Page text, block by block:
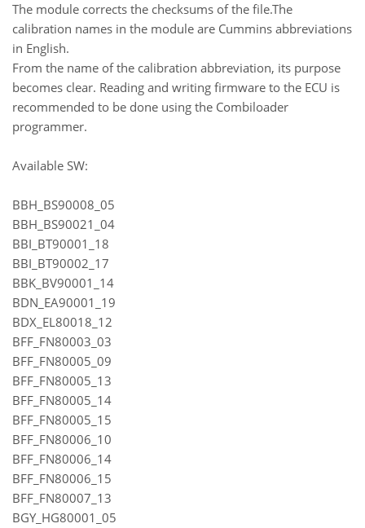
The module corrects the checksums of the file.The
calibration names in the module are Cummins abbreviations
in English.
From the name of the calibration abbreviation, its purpose
becomes clear. Reading and writing firmware to the ECU is
recommended to be done using the Combiloader
programmer.
Available SW:
BBH_BS90008_05
BBH_BS90021_04
BBI_BT90001_18
BBI_BT90002_17
BBK_BV90001_14
BDN_EA90001_19
BDX_EL80018_12
BFF_FN80003_03
BFF_FN80005_09
BFF_FN80005_13
BFF_FN80005_14
BFF_FN80005_15
BFF_FN80006_10
BFF_FN80006_14
BFF_FN80006_15
BFF_FN80007_13
BGY_HG80001_05